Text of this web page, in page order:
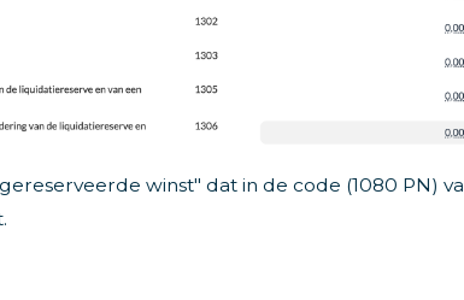
winst" dat in de code (1080 PN)